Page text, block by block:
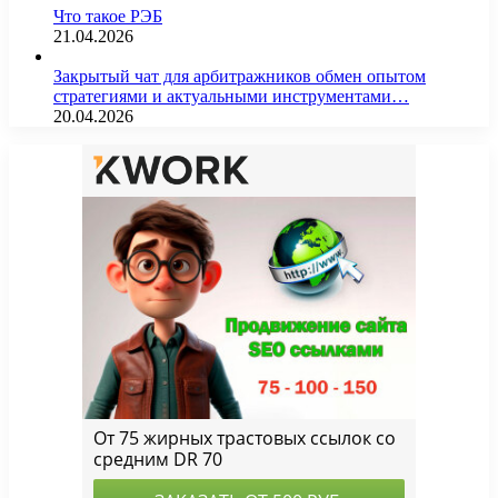
Что такое РЭБ
21.04.2026
Закрытый чат для арбитражников обмен опытом
стратегиями и актуальными инструментами…
20.04.2026